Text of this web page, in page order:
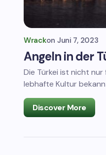
Wrackon Juni 7, 2023
Angeln in der
Die Türkei ist nicht
lebhafte Kultur
Discover More